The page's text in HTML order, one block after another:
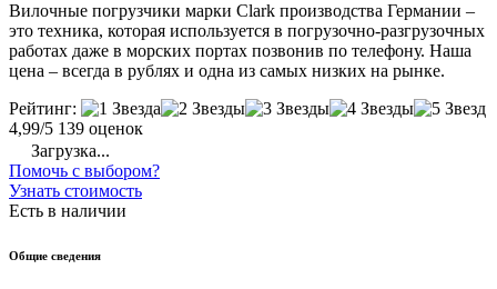
Вилочные погрузчики марки Clark производства Германии –
это техника, которая используется в погрузочно-разгрузочных
работах даже в морских портах позвонив по телефону. Наша
цена – всегда в рублях и одна из самых низких на рынке.
Рейтинг:
4,99/5 139 оценок
Загрузка...
Помочь с выбором?
Узнать стоимость
Есть в наличии
Общие сведения